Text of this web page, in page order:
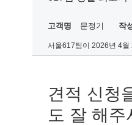
고객명 문정기 작
서울617팀이 2026년 4월
견적 신청
도 잘 해